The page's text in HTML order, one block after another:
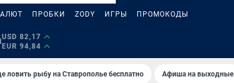
ПРОБКИ ZODY ИГРЫ ПРОМОКОДЫ
USD 82,17
EUR 94,84
ловить рыбу на Ставрополье бесплатно Афиша на выходные